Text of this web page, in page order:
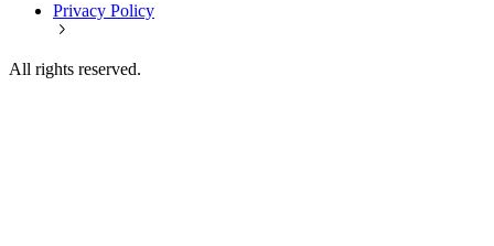
Privacy Policy
All rights reserved.